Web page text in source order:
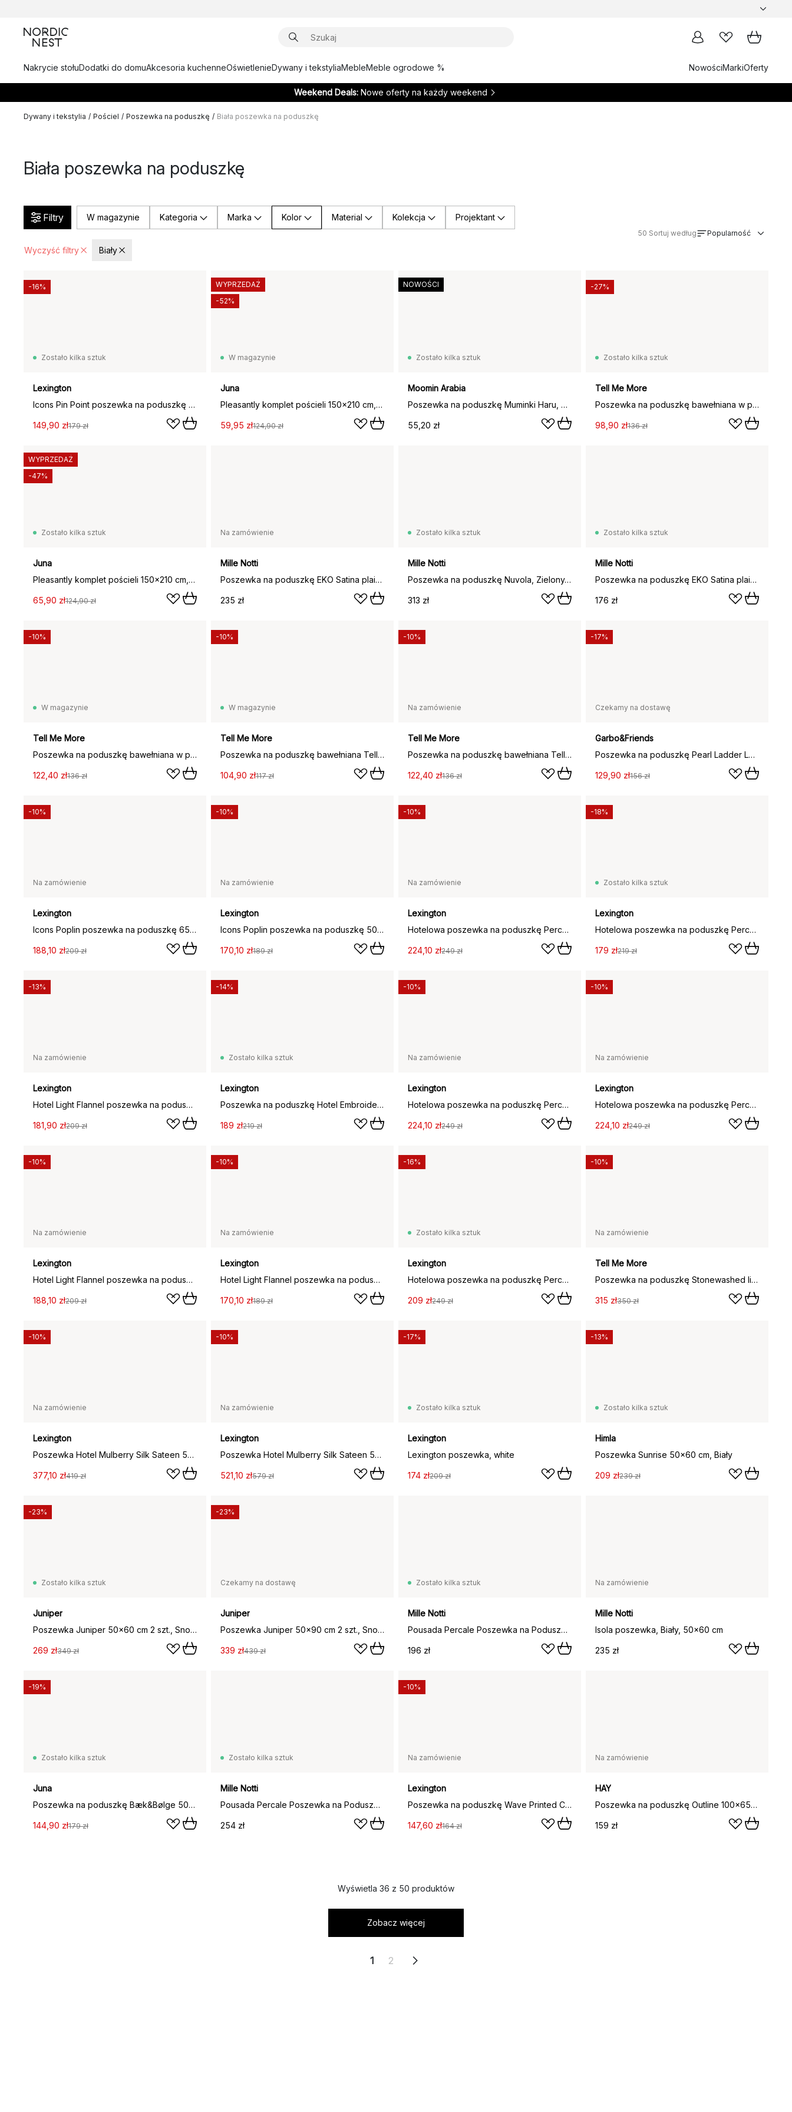
Nakrycie stołuDodatki do domuAkcesoria kuchenneOświetlenieDywany i tekstyliaMebleMeble ogrodowe % NowościMarkiOferty
Weekend Deals: Nowe oferty na każdy weekend
Dywany i tekstylia / Pościel / Poszewka na poduszkę / Biała poszewka na poduszkę
Biała poszewka na poduszkę
Filtry W magazynie Kategoria Marka Kolor Material Kolekcja Projektant
Wyczyść filtry Biały
50 Sortuj według Popularność
Zostało kilka sztuk
Lexington
Icons Pin Point poszewka na poduszkę 50x60 cm, Biały
149,90 zł179 zł
-16%
W magazynie
Juna
Pleasantly komplet pościeli 150x210 cm, Zielono-biały
59,95 zł124,90 zł
WYPRZEDAŻ
-52%
Zostało kilka sztuk
Moomin Arabia
Poszewka na poduszkę Muminki Haru, Niebieski, 50x60 cm
55,20 zł
NOWOŚCI
Zostało kilka sztuk
Tell Me More
Poszewka na poduszkę bawełniana w paski Tell Me More, Olive, 50x60 cm
98,90 zł136 zł
-27%
Zostało kilka sztuk
Juna
Pleasantly komplet pościeli 150x210 cm, Ochrowo-biały
65,90 zł124,90 zł
WYPRZEDAŻ
-47%
Na zamówienie
Mille Notti
Poszewka na poduszkę EKO Satina plain, Biały, 50x90 cm
235 zł
Zostało kilka sztuk
Mille Notti
Poszewka na poduszkę Nuvola, Zielony, 50x60 cm
313 zł
Zostało kilka sztuk
Mille Notti
Poszewka na poduszkę EKO Satina plain, Biały, 50x60 cm
176 zł
W magazynie
Tell Me More
Poszewka na poduszkę bawełniana w paski Tell Me More, Taupe, 50x60 cm
122,40 zł136 zł
-10%
W magazynie
Tell Me More
Poszewka na poduszkę bawełniana Tell Me More, White, 50x60 cm
104,90 zł117 zł
-10%
Na zamówienie
Tell Me More
Poszewka na poduszkę bawełniana Tell Me More, White, 50x90 cm
122,40 zł136 zł
-10%
Czekamy na dostawę
Garbo&Friends
Poszewka na poduszkę Pearl Ladder Lace, 50x90 cm
129,90 zł156 zł
-17%
Na zamówienie
Lexington
Icons Poplin poszewka na poduszkę 65x65 cm, Biały
188,10 zł209 zł
-10%
Na zamówienie
Lexington
Icons Poplin poszewka na poduszkę 50x60 cm, Biały
170,10 zł189 zł
-10%
Na zamówienie
Lexington
Hotelowa poszewka na poduszkę Percale 65x65 cm, Biały-jasny beż
224,10 zł249 zł
-10%
Zostało kilka sztuk
Lexington
Hotelowa poszewka na poduszkę Percale 50x60 cm, Biały-jasny beż
179 zł219 zł
-18%
Na zamówienie
Lexington
Hotel Light Flannel poszewka na poduszkę 65x65 cm, Biały-jasny beż
181,90 zł209 zł
-13%
Zostało kilka sztuk
Lexington
Poszewka na poduszkę Hotel Embroidery 50x60 cm, Biały-jasny beż
189 zł219 zł
-14%
Na zamówienie
Lexington
Hotelowa poszewka na poduszkę Percale 65x65 cm, Biały
224,10 zł249 zł
-10%
Na zamówienie
Lexington
Hotelowa poszewka na poduszkę Percale 50x90 cm, Biały
224,10 zł249 zł
-10%
Na zamówienie
Lexington
Hotel Light Flannel poszewka na poduszkę 50x90 cm, Biały-jasny beż
188,10 zł209 zł
-10%
Na zamówienie
Lexington
Hotel Light Flannel poszewka na poduszkę 50x60 cm, Biały-jasny beż
170,10 zł189 zł
-10%
Zostało kilka sztuk
Lexington
Hotelowa poszewka na poduszkę Percale 50x90 cm, Biały-jasny beż
209 zł249 zł
-16%
Na zamówienie
Tell Me More
Poszewka na poduszkę Stonewashed linen 50x60 cm, 2-pak, Grey-white
315 zł350 zł
-10%
Na zamówienie
Lexington
Poszewka Hotel Mulberry Silk Sateen 50x60 cm, White
377,10 zł419 zł
-10%
Na zamówienie
Lexington
Poszewka Hotel Mulberry Silk Sateen 50x90 cm, White
521,10 zł579 zł
-10%
Zostało kilka sztuk
Lexington
Lexington poszewka, white
174 zł209 zł
-17%
Zostało kilka sztuk
Himla
Poszewka Sunrise 50x60 cm, Biały
209 zł239 zł
-13%
Zostało kilka sztuk
Juniper
Poszewka Juniper 50x60 cm 2 szt., Snow White
269 zł349 zł
-23%
Czekamy na dostawę
Juniper
Poszewka Juniper 50x90 cm 2 szt., Snow White
339 zł439 zł
-23%
Zostało kilka sztuk
Mille Notti
Pousada Percale Poszewka na Poduszkę ECO, Biały, 50x60 cm
196 zł
Na zamówienie
Mille Notti
Isola poszewka, Biały, 50x60 cm
235 zł
Zostało kilka sztuk
Juna
Poszewka na poduszkę Bæk&Bølge 50x60 cm, Granatowo-biały
144,90 zł179 zł
-19%
Zostało kilka sztuk
Mille Notti
Pousada Percale Poszewka na Poduszkę ECO, biały, 50x90cm
254 zł
Na zamówienie
Lexington
Poszewka na poduszkę Wave Printed Cotton Sateen 50x60 cm, White-Blue
147,60 zł164 zł
-10%
Na zamówienie
HAY
Poszewka na poduszkę Outline 100x65 cm, Ivory
159 zł
Wyświetla 36 z 50 produktów
Zobacz więcej
1 2